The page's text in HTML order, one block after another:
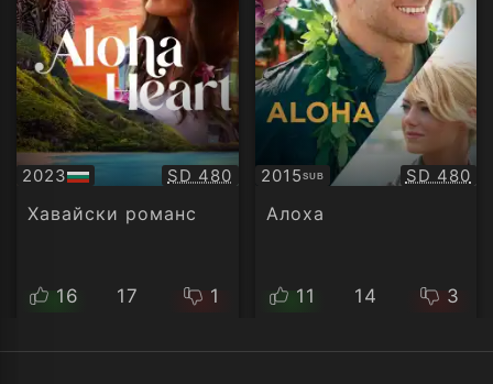
2023
БГ
аудио
Качество:
SD 480
Хавайски романс
16 17 1
2015SUB
Субтитри SD 480
Алоха
11 14 3